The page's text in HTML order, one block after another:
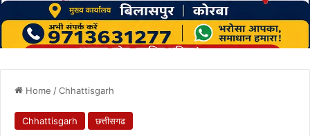
Home /Chhattisgarh
Chhattisgarh छत्तीसगढ